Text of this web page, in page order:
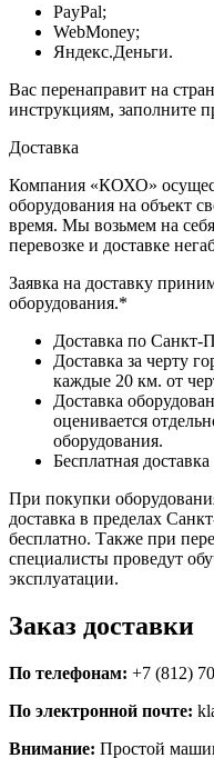
PayPal;
WebMoney;
Яндекс.Деньги.
Вас перенаправит на
инструкциям, заполните
Доставка
Компания «КОХО»
оборудования на объект
время. Мы возьмем на
перевозке и доставке
Заявка на доставку
оборудования.*
Доставка по Санкт-
Доставка за черту
каждые 20 км. от
Доставка
оценивается
оборудования.
Бесплатная доставка
При покупки
доставка в пределах
бесплатно. Также при
специалисты проведут
эксплуатации.
Заказ доставки
По телефонам: +7 (812)
По электронной почте:
Внимание: Простой